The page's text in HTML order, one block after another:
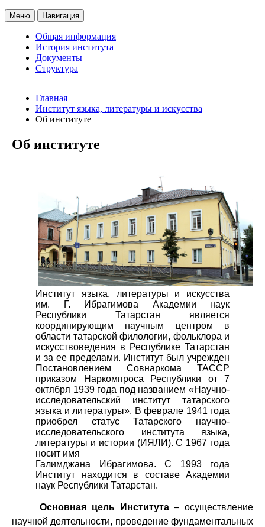
Меню Навигация
Общая информация
История института
Документы
Структура
Главная
Институт языка, литературы и искусства
Об институте
Об институте
Институт языка, литературы и искусства
им. Г. Ибрагимова Академии наук
Республики Татарстан является
координирующим научным центром в
области татарской филологии, фольклора и
искусствоведения в Республике Татарстан
и за ее пределами. Институт был учрежден
Постановлением Совнаркома ТАССР
приказом Наркомпроса Республики от 7
октября 1939 года под названием «Научно-
исследовательский институт татарского
языка и литературы». В феврале 1941 года
приобрел статус Татарского научно-
исследовательского института языка,
литературы и истории (ИЯЛИ). С 1967 года
носит имя
Галимджана Ибрагимова. С 1993 года
Институт находится в составе Академии
наук Республики Татарстан.
Основная цель Института– осуществление
научной деятельности, проведение фундаментальных